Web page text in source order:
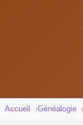
Accueil Généalogie